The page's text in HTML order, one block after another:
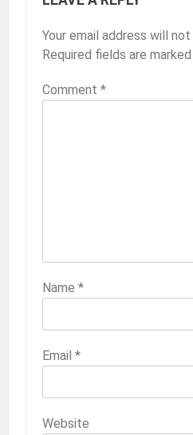
Your email address will
Required fields are marked
Comment *
Name *
Email *
Website